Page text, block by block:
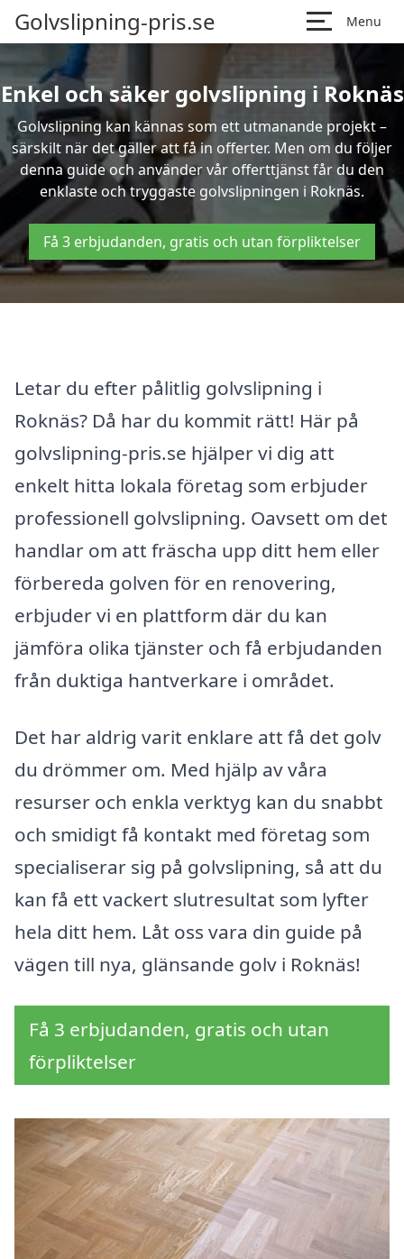
Golvslipning-pris.se Menu
Enkel och säker golvslipning i Roknäs
Golvslipning kan kännas som ett utmanande projekt –
särskilt när det gäller att få in offerter. Men om du följer
denna guide och använder vår offerttjänst får du den
enklaste och tryggaste golvslipningen i Roknäs.
Få 3 erbjudanden, gratis och utan förpliktelser
Letar du efter pålitlig golvslipning i
Roknäs? Då har du kommit rätt! Här på
golvslipning-pris.se hjälper vi dig att
enkelt hitta lokala företag som erbjuder
professionell golvslipning. Oavsett om det
handlar om att fräscha upp ditt hem eller
förbereda golven för en renovering,
erbjuder vi en plattform där du kan
jämföra olika tjänster och få erbjudanden
från duktiga hantverkare i området.
Det har aldrig varit enklare att få det golv
du drömmer om. Med hjälp av våra
resurser och enkla verktyg kan du snabbt
och smidigt få kontakt med företag som
specialiserar sig på golvslipning, så att du
kan få ett vackert slutresultat som lyfter
hela ditt hem. Låt oss vara din guide på
vägen till nya, glänsande golv i Roknäs!
Få 3 erbjudanden, gratis och utan
förpliktelser